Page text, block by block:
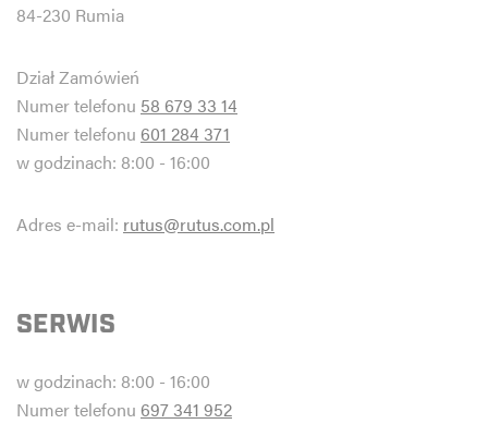
84-230 Rumia
Dział Zamówień
Numer telefonu 58 679 33 14
Numer telefonu 601 284 371
w godzinach: 8:00 - 16:00
Adres e-mail: rutus@rutus.com.pl
SERWIS
w godzinach: 8:00 - 16:00
Numer telefonu 697 341 952